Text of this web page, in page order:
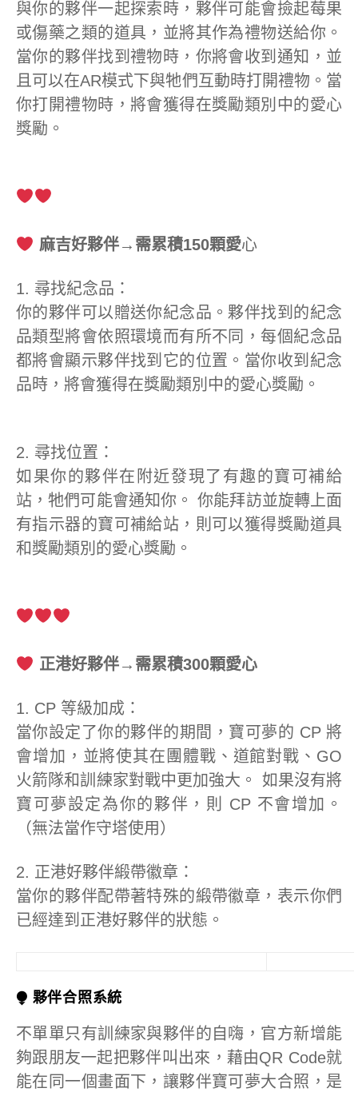
與你的夥伴一起探索時，夥伴可能會撿起莓果
或傷藥之類的道具，並將其作為禮物送給你。
當你的夥伴找到禮物時，你將會收到通知，並
且可以在AR模式下與牠們互動時打開禮物。當
你打開禮物時，將會獲得在獎勵類別中的愛心
獎勵。
麻吉好夥伴→需累積150顆愛心
1. 尋找紀念品：
你的夥伴可以贈送你紀念品。夥伴找到的紀念
品類型將會依照環境而有所不同，每個紀念品
都將會顯示夥伴找到它的位置。當你收到紀念
品時，將會獲得在獎勵類別中的愛心獎勵。
2. 尋找位置：
如果你的夥伴在附近發現了有趣的寶可補給
站，牠們可能會通知你。 你能拜訪並旋轉上面
有指示器的寶可補給站，則可以獲得獎勵道具
和獎勵類別的愛心獎勵。
正港好夥伴→需累積300顆愛心
1. CP 等級加成：
當你設定了你的夥伴的期間，寶可夢的 CP 將
會增加，並將使其在團體戰、道館對戰、GO
火箭隊和訓練家對戰中更加強大。 如果沒有將
寶可夢設定為你的夥伴，則 CP 不會增加。
（無法當作守塔使用）
2. 正港好夥伴緞帶徽章：
當你的夥伴配帶著特殊的緞帶徽章，表示你們
已經達到正港好夥伴的狀態。
⧭ 夥伴合照系統
不單單只有訓練家與夥伴的自嗨，官方新增能
夠跟朋友一起把夥伴叫出來，藉由QR Code就
能在同一個畫面下，讓夥伴寶可夢大合照，是